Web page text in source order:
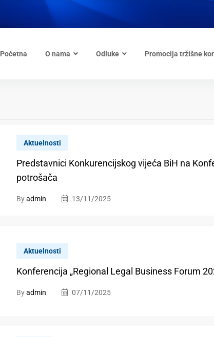
Početna O nama Odluke Promocija tržišne
Aktuelnosti
Predstavnici Konkurencijskog vijeća BiH na
potrošača
Byadmin 13/11/2025
Aktuelnosti
Konferencija „Regional Legal Business Forum
Byadmin 07/11/2025